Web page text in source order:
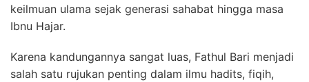
keilmuan ulama sejak generasi sahabat hingga masa
Ibnu Hajar.
Karena kandungannya sangat luas, Fathul Bari menjadi
salah satu rujukan penting dalam ilmu hadits, fiqih,